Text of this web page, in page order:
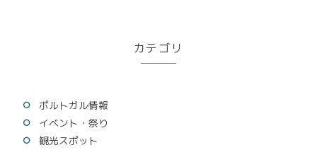
カテゴリ
ポルトガル情報
イベント・祭り
観光スポット